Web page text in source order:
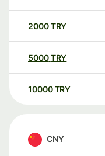
2000TRY
5000TRY
10000 TRY
CNY